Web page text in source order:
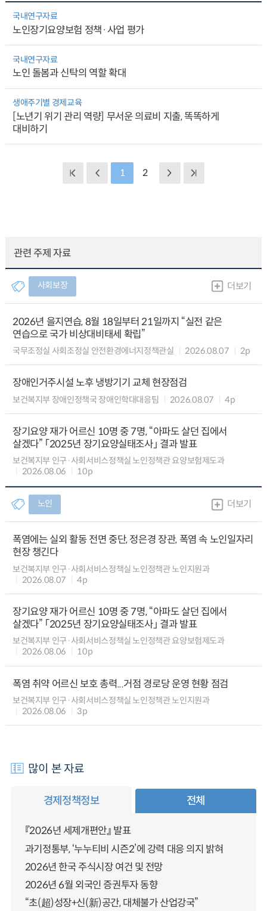
국내연구자료
노인장기요양보험 정책·사업 평가
국내연구자료
노인 돌봄과 신탁의 역할 확대
생애주기별 경제교육
[노년기 위기 관리 역량] 무서운 의료비 지출, 똑똑하게
대비하기
1 2
관련 주제 자료
사회보장 더보기
2026년 을지연습, 8월 18일부터 21일까지 “실전 같은
연습으로 국가 비상대비태세 확립”
국무조정실 사회조정실 안전환경에너지정책관실 2026.08.07 2p
장애인거주시설 노후 냉방기기 교체 현장점검
보건복지부 장애인정책국 장애인학대대응팀 2026.08.07 4p
장기요양 재가 어르신 10명 중 7명, “아파도 살던 집에서
살겠다” 「2025년 장기요양실태조사」 결과 발표
보건복지부 인구·사회서비스정책실 노인정책관 요양보험제도과
2026.08.06
10p
노인 더보기
폭염에는 실외 활동 전면 중단, 정은경 장관, 폭염 속 노인일자리
현장 챙긴다
보건복지부 인구·사회서비스정책실 노인정책관 노인지원과
2026.08.07
4p
장기요양 재가 어르신 10명 중 7명, “아파도 살던 집에서
살겠다” 「2025년 장기요양실태조사」 결과 발표
보건복지부 인구·사회서비스정책실 노인정책관 요양보험제도과
2026.08.06
10p
폭염 취약 어르신 보호 총력...거점 경로당 운영 현황 점검
보건복지부 인구·사회서비스정책실 노인정책관 노인지원과
2026.08.06
3p
많이 본 자료
경제정책정보 전체
『2026년 세제개편안』 발표
과기정통부, ‘누누티비 시즌2’에 강력 대응 의지 밝혀
2026년 한국 주식시장 여건 및 전망
2026년 6월 외국인 증권투자 동향
“초(超)성장+신(新)공간, 대체불가 산업강국”